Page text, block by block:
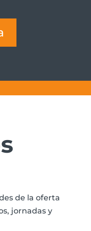
de la oferta
jornadas y